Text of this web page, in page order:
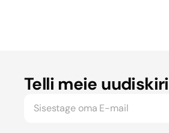
Telli meie uudiskiri